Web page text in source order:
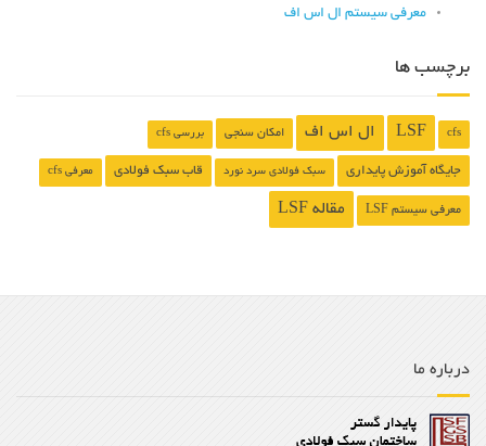
معرفی سیستم ال اس اف
برچسب ها
cfs
LSF ال اس اف امکان سنجی بررسی cfs
جایگاه آموزش پایداری سبک فولادی سرد نورد قاب سبک فولادی معرفی cfs
معرفی سیستم LSF مقاله LSF
درباره ما